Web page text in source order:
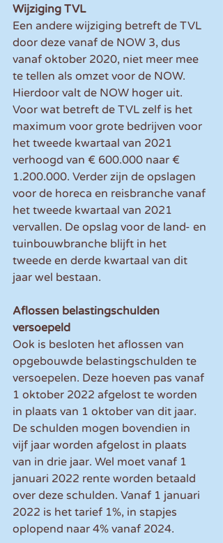
Wijziging TVL
Een andere wijziging betreft de TVL
door deze vanaf de NOW 3, dus
vanaf oktober 2020, niet meer mee
te tellen als omzet voor de NOW.
Hierdoor valt de NOW hoger uit.
Voor wat betreft de TVL zelf is het
maximum voor grote bedrijven voor
het tweede kwartaal van 2021
verhoogd van € 600.000 naar €
1.200.000. Verder zijn de opslagen
voor de horeca en reisbranche vanaf
het tweede kwartaal van 2021
vervallen. De opslag voor de land- en
tuinbouwbranche blijft in het
tweede en derde kwartaal van dit
jaar wel bestaan.
Aflossen belastingschulden
versoepeld
Ook is besloten het aflossen van
opgebouwde belastingschulden te
versoepelen. Deze hoeven pas vanaf
1 oktober 2022 afgelost te worden
in plaats van 1 oktober van dit jaar.
De schulden mogen bovendien in
vijf jaar worden afgelost in plaats
van in drie jaar. Wel moet vanaf 1
januari 2022 rente worden betaald
over deze schulden. Vanaf 1 januari
2022 is het tarief 1%, in stapjes
oplopend naar 4% vanaf 2024.